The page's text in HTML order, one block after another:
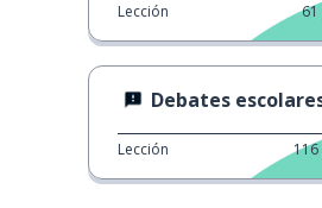
Lección 61
Debates
Lección 116